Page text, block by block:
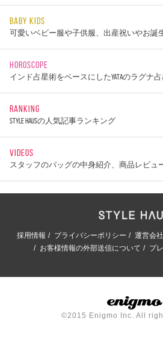
BABY KIDS
可愛いベビー服や子供服、出産祝いやお誕
HOROSCOPE
インド占星術をベースにしたYATAのラグナ
RANKING
STYLE HAUSの人気記事ランキング
VIDEOS
スタッフのバッグの中身紹介、商品レビュ
採用情報 プライバシーポリシー 運営会社
お客様情報の外部送信について
プ
©2015 Enigmo Inc. All